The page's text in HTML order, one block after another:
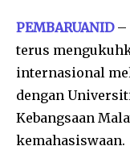
PEMBARUANID–
terus
internasional
dengan
Kebangsaan
kemahasiswaan.